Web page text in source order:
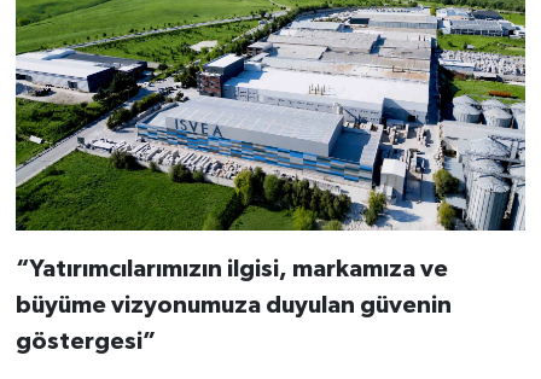
“Yatırımcılarımızın ilgisi, markamıza ve
büyüme vizyonumuza duyulan güvenin
göstergesi”